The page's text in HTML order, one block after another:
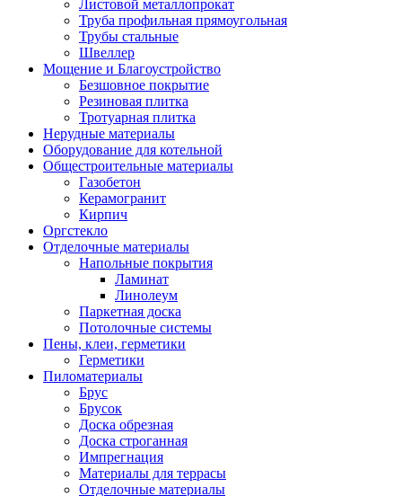
Листовой металлопрокат
Труба профильная прямоугольная
Трубы стальные
Швеллер
Мощение и Благоустройство
Безшовное покрытие
Резиновая плитка
Тротуарная плитка
Нерудные материалы
Оборудование для котельной
Общестроительные материалы
Газобетон
Керамогранит
Кирпич
Оргстекло
Отделочные материалы
Напольные покрытия
Ламинат
Линолеум
Паркетная доска
Потолочные системы
Пены, клеи, герметики
Герметики
Пиломатериалы
Брус
Брусок
Доска обрезная
Доска строганная
Импрегнация
Материалы для террасы
Отделочные материалы